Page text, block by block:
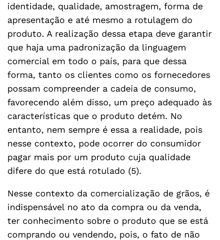
identidade, qualidade, amostragem, forma de
apresentação e até mesmo a rotulagem do
produto. A realização dessa etapa deve garantir
que haja uma padronização da linguagem
comercial em todo o país, para que dessa
forma, tanto os clientes como os fornecedores
possam compreender a cadeia de consumo,
favorecendo além disso, um preço adequado às
características que o produto detém. No
entanto, nem sempre é essa a realidade, pois
nesse contexto, pode ocorrer do consumidor
pagar mais por um produto cuja qualidade
difere do que está rotulado (5).
Nesse contexto da comercialização de grãos, é
indispensável no ato da compra ou da venda,
ter conhecimento sobre o produto que se está
comprando ou vendendo, pois, o fato de não